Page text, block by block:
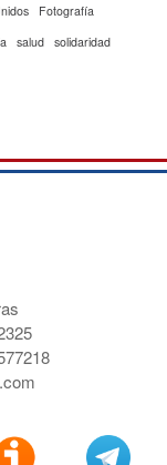
Fotografía
salud solidaridad